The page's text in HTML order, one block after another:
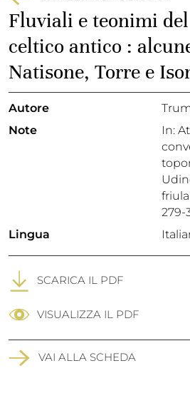
Fluviali e teonimi
celtico antico :
Natisone, Torre e
Autore
Note
In:
279-
Lingua
SCARICA IL PDF
VISUALIZZA IL PDF
VAI ALLA SCHEDA